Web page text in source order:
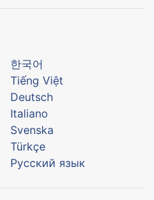
한국어
Tiếng Việt
Deutsch
Italiano
Svenska
Türkçe
Русский язык